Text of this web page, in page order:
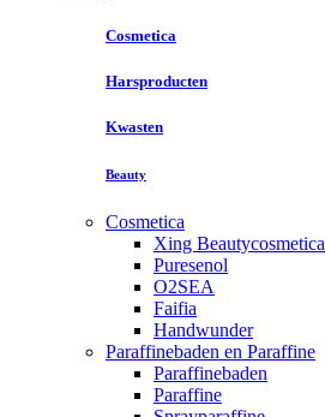
Cosmetica
Harsproducten
Kwasten
Beauty
Cosmetica
Xing Beautycosmetica
Puresenol
O2SEA
Faifia
Handwunder
Paraffinebaden en Paraffine
Paraffinebaden
Paraffine